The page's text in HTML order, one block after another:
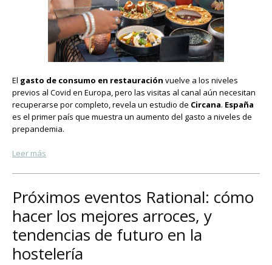
El gasto de consumo en restauración vuelve a los niveles
previos al Covid en Europa, pero las visitas al canal aún necesitan
recuperarse por completo, revela un estudio de Circana. España
es el primer país que muestra un aumento del gasto a niveles de
prepandemia.
Leer más
Próximos eventos Rational: cómo
hacer los mejores arroces, y
tendencias de futuro en la
hostelería